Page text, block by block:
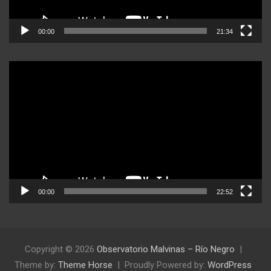
00:00 21:34
00:00 22:52
Copyright © 2026 Observatorio Malvinas – Río Negro
Theme by: Theme Horse Proudly Powered by: WordPress